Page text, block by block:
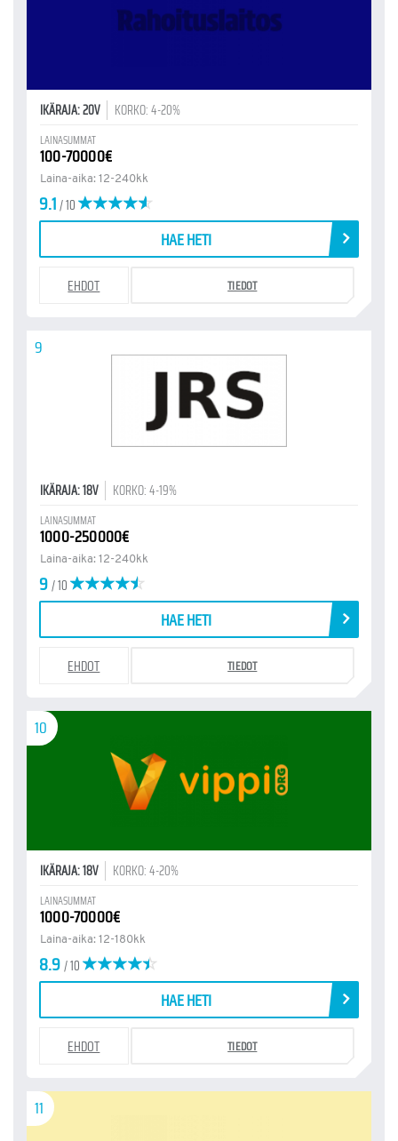
IKÄRAJA: 20V KORKO: 4-20%
LAINASUMMAT
100-70000€
Laina-aika: 12-240kk
9.1/ 10
HAE HETI
EHDOT TIEDOT
9
IKÄRAJA: 18V KORKO: 4-19%
LAINASUMMAT
1000-250000€
Laina-aika: 12-240kk
9/ 10
HAE HETI
EHDOT TIEDOT
10
IKÄRAJA: 18V KORKO: 4-20%
LAINASUMMAT
1000-70000€
Laina-aika: 12-180kk
8.9/ 10
HAE HETI
EHDOT TIEDOT
11